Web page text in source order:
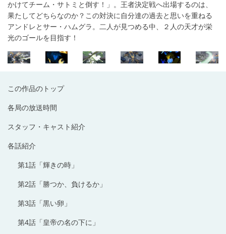
この作品のトップ
各局の放送時間
スタッフ・キャスト紹介
各話紹介
第1話「輝きの時」
第2話「勝つか、負けるか」
第3話「黒い卵」
第4話「皇帝の名の下に」
かけてチーム・サトミと倒す！」。王者決定戦へ出場するのは、
果たしてどちらなのか？この対決に自分達の過去と思いを重ねる
アンドレとサー・ハムグラ。二人が見つめる中、２人の天才が栄
光のゴールを目指す！